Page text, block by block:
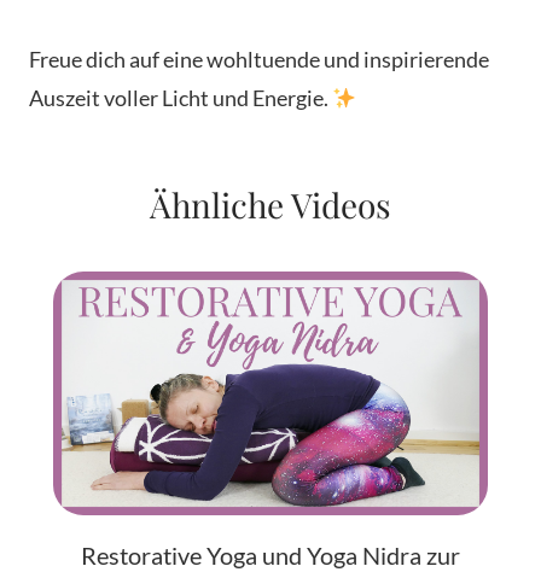
Freue dich auf eine wohltuende und inspirierende
Auszeit voller Licht und Energie.
Ähnliche Videos
Restorative Yoga und Yoga Nidra zur